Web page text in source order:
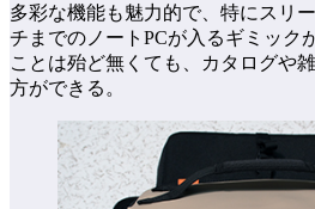
多彩な機能も魅力的で、特にスリ
チまでのノートPCが入るギミック
ことは殆ど無くても、カタログや
方ができる。